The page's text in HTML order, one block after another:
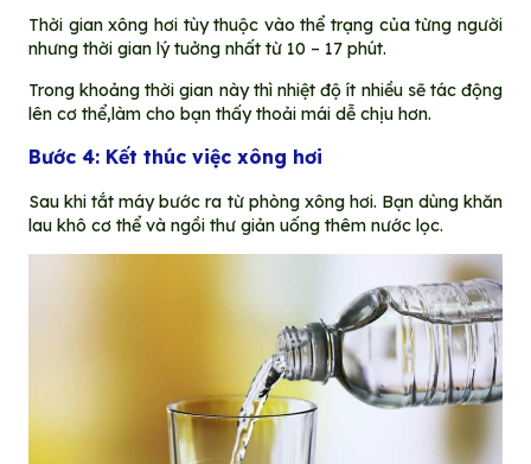
Thời gian xông hơi tùy thuộc vào thể trạng của từng người
nhưng thời gian lý tuởng nhất từ 10 – 17 phút.
Trong khoảng thời gian này thì nhiệt độ ít nhiều sẽ tác động
lên cơ thể,làm cho bạn thấy thoải mái dễ chịu hơn.
Bước 4: Kết thúc việc xông hơi
Sau khi tắt máy bước ra từ phòng xông hơi. Bạn dùng khăn
lau khô cơ thể và ngồi thư giản uống thêm nước lọc.